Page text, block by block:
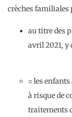
crèches familiales
au titre des
avril 2021, y
○ les
à risque de
traitements